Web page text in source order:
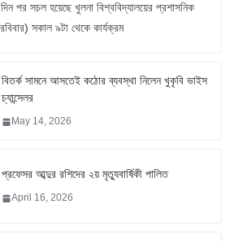
পর সচল হয়েছে খুলনা বিশ্ববিদ্যালয়ের প্রশাসনিক
সকাল ৯টা থেকে কার্যক্রম
বিতর্ক সামনে আসতেই কঠোর ব্যবস্থা নিলেন খুকৃবি ভাইস
চ্যান্সেলর
May 14, 2026
প্রফেসর আব্দুর রশিদের ২য় মৃত্যুবার্ষিকী পালিত
April 16, 2026